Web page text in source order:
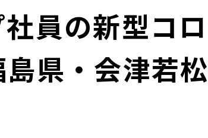
委員会
リー
員の新型コ
県・会津若松